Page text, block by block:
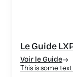
Le Guide
Voir le Guide
This is some